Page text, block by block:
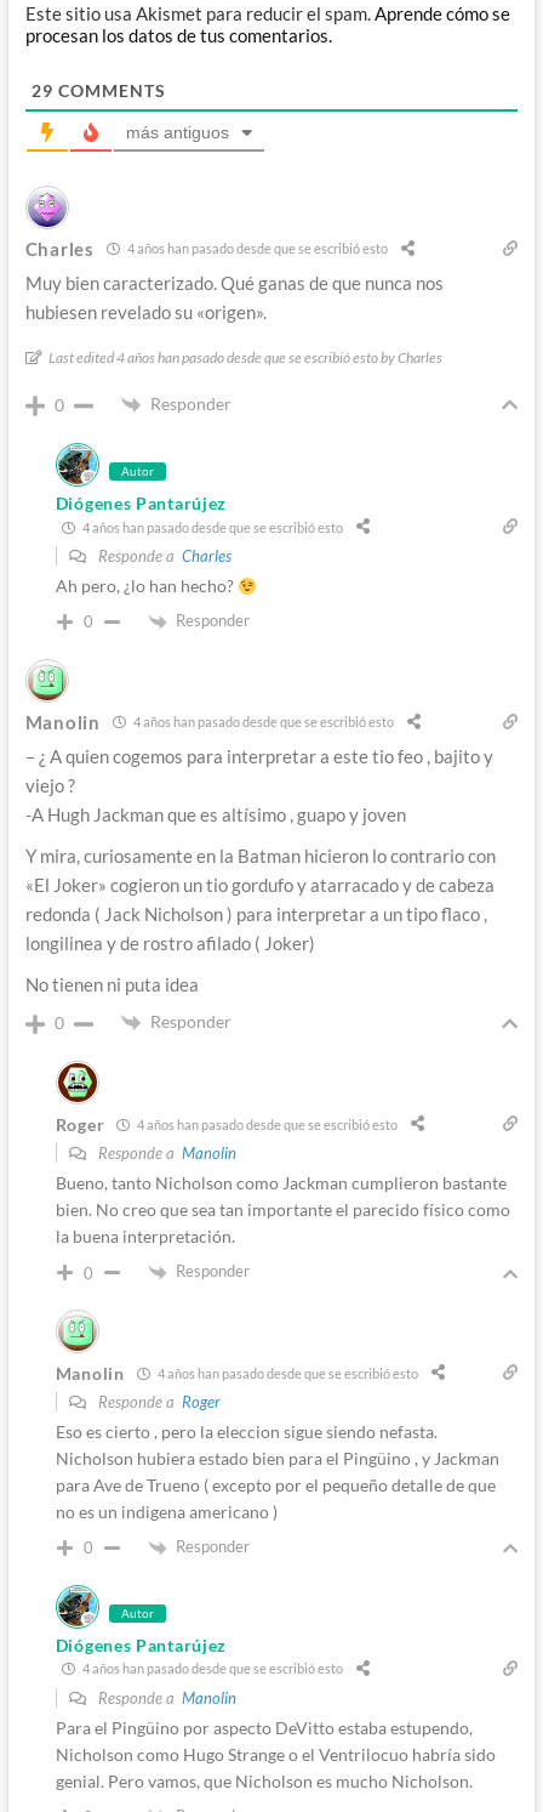
Este sitio usa Akismet para reducir el spam.Aprende cómo se
procesan los datos de tus comentarios.
29 COMMENTS
más antiguos
Charles 4 años han pasado desde que se escribió esto
Muy bien caracterizado. Qué ganas de que nunca nos
hubiesen revelado su «origen».
Last edited 4 años han pasado desde que se escribió esto by Charles
0 Responder
Autor
Diógenes Pantarújez
4 años han pasado desde que se escribió esto
Responde a Charles
Ah pero, ¿lo han hecho?
0 Responder
Manolin 4 años han pasado desde que se escribió esto
– ¿ A quien cogemos para interpretar a este tio feo , bajito y
viejo ?
-A Hugh Jackman que es altísimo , guapo y joven
Y mira, curiosamente en la Batman hicieron lo contrario con
«El Joker» cogieron un tio gordufo y atarracado y de cabeza
redonda ( Jack Nicholson ) para interpretar a un tipo flaco ,
longilinea y de rostro afilado ( Joker)
No tienen ni puta idea
0 Responder
Roger 4 años han pasado desde que se escribió esto
Responde a Manolin
Bueno, tanto Nicholson como Jackman cumplieron bastante
bien. No creo que sea tan importante el parecido físico como
la buena interpretación.
0 Responder
Manolin 4 años han pasado desde que se escribió esto
Responde a Roger
Eso es cierto , pero la eleccion sigue siendo nefasta.
Nicholson hubiera estado bien para el Pingüino , y Jackman
para Ave de Trueno ( excepto por el pequeño detalle de que
no es un indigena americano )
0 Responder
Autor
Diógenes Pantarújez
4 años han pasado desde que se escribió esto
Responde a Manolin
Para el Pingüino por aspecto DeVitto estaba estupendo,
Nicholson como Hugo Strange o el Ventrilocuo habría sido
genial. Pero vamos, que Nicholson es mucho Nicholson.